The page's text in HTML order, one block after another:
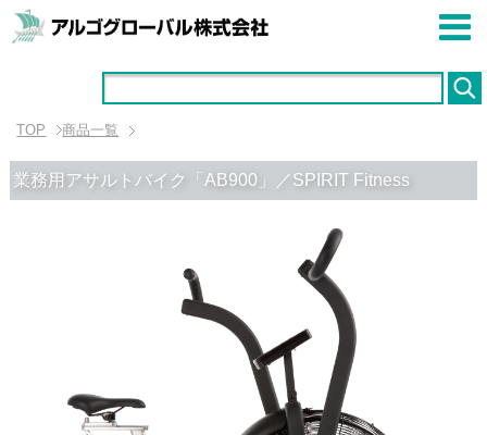
TOP 商品一覧
業務用アサルトバイク「AB900」／SPIRIT Fitness